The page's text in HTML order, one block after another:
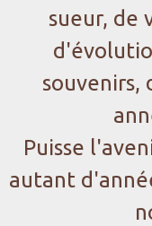
sueur, de
souvenirs,
Puisse
autant